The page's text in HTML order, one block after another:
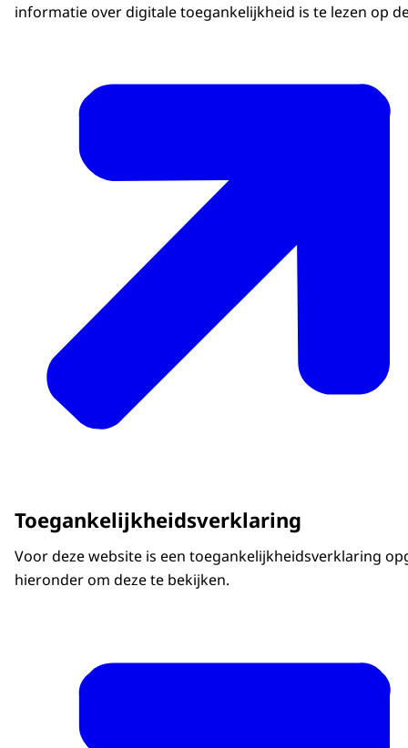
informatie over digitale toegankelijkheid is te lezen op
Toegankelijkheidsverklaring
Voor deze website is een toegankelijkheidsverklaring
hieronder om deze te bekijken.